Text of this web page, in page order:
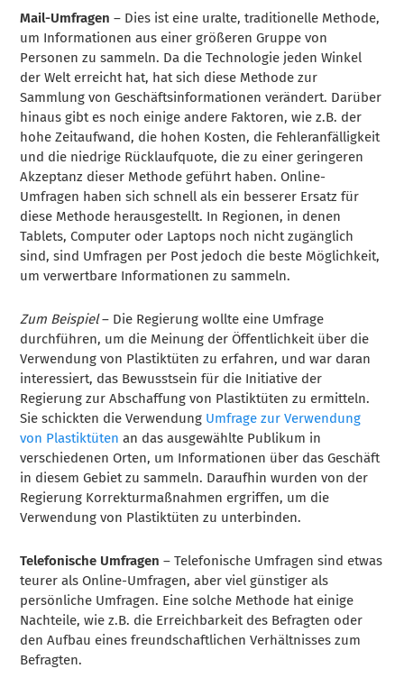
Mail-Umfragen – Dies ist eine uralte, traditionelle Methode,
um Informationen aus einer größeren Gruppe von
Personen zu sammeln. Da die Technologie jeden Winkel
der Welt erreicht hat, hat sich diese Methode zur
Sammlung von Geschäftsinformationen verändert. Darüber
hinaus gibt es noch einige andere Faktoren, wie z.B. der
hohe Zeitaufwand, die hohen Kosten, die Fehleranfälligkeit
und die niedrige Rücklaufquote, die zu einer geringeren
Akzeptanz dieser Methode geführt haben. Online-
Umfragen haben sich schnell als ein besserer Ersatz für
diese Methode herausgestellt. In Regionen, in denen
Tablets, Computer oder Laptops noch nicht zugänglich
sind, sind Umfragen per Post jedoch die beste Möglichkeit,
um verwertbare Informationen zu sammeln.
Zum Beispiel– Die Regierung wollte eine Umfrage
durchführen, um die Meinung der Öffentlichkeit über die
Verwendung von Plastiktüten zu erfahren, und war daran
interessiert, das Bewusstsein für die Initiative der
Regierung zur Abschaffung von Plastiktüten zu ermitteln.
Sie schickten die Verwendung Umfrage zur Verwendung
von Plastiktüten an das ausgewählte Publikum in
verschiedenen Orten, um Informationen über das Geschäft
in diesem Gebiet zu sammeln. Daraufhin wurden von der
Regierung Korrekturmaßnahmen ergriffen, um die
Verwendung von Plastiktüten zu unterbinden.
Telefonische Umfragen – Telefonische Umfragen sind etwas
teurer als Online-Umfragen, aber viel günstiger als
persönliche Umfragen. Eine solche Methode hat einige
Nachteile, wie z.B. die Erreichbarkeit des Befragten oder
den Aufbau eines freundschaftlichen Verhältnisses zum
Befragten.